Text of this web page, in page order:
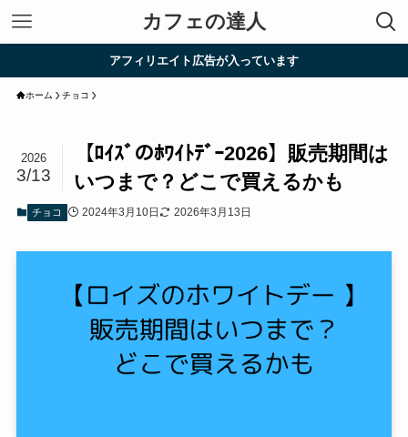
カフェの達人
アフィリエイト広告が入っています
ホーム チョコ
【ﾛｲｽﾞのﾎﾜｲﾄﾃﾞｰ2026】販売期間は
いつまで？どこで買えるかも
2026
3/13
チョコ 2024年3月10日 2026年3月13日